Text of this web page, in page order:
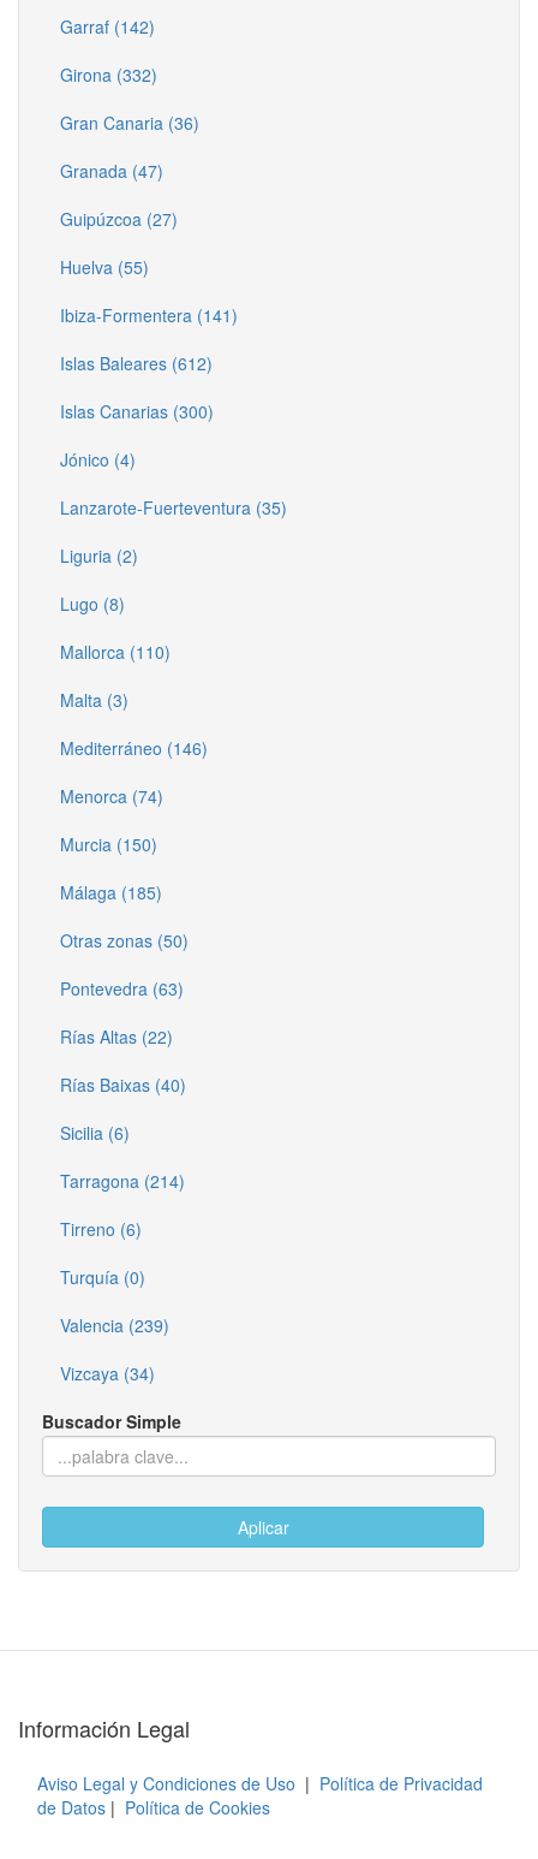
Garraf (142)
Girona (332)
Gran Canaria (36)
Granada (47)
Guipúzcoa (27)
Huelva (55)
Ibiza-Formentera (141)
Islas Baleares (612)
Islas Canarias (300)
Jónico (4)
Lanzarote-Fuerteventura (35)
Liguria (2)
Lugo (8)
Mallorca (110)
Malta (3)
Mediterráneo (146)
Menorca (74)
Murcia (150)
Málaga (185)
Otras zonas (50)
Pontevedra (63)
Rías Altas (22)
Rías Baixas (40)
Sicilia (6)
Tarragona (214)
Tirreno (6)
Turquía (0)
Valencia (239)
Vizcaya (34)
Buscador Simple
Aplicar
Información Legal
Aviso Legal y Condiciones de Uso | Política de Privacidad
de Datos | Política de Cookies